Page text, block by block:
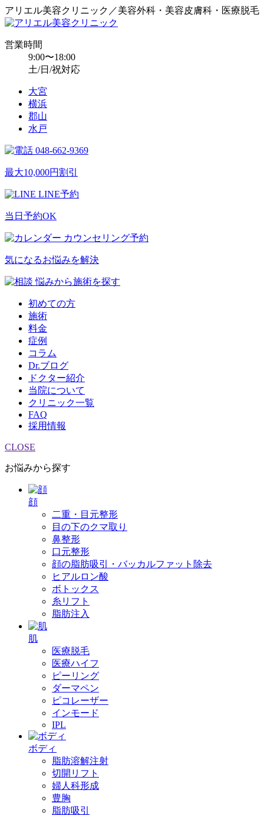
アリエル美容クリニック／美容外科・美容皮膚科・医療脱毛
営業時間
9:00〜18:00
土/日/祝対応
大宮
横浜
郡山
水戸
048-662-9369
最大10,000円割引
LINE予約
当日予約OK
カウンセリング予約
気になるお悩みを解決
悩みから施術を探す
初めての方
施術
料金
症例
コラム
Dr.ブログ
ドクター紹介
当院について
クリニック一覧
FAQ
採用情報
CLOSE
お悩みから探す
顔
二重・目元整形
目の下のクマ取り
鼻整形
口元整形
顔の脂肪吸引・バッカルファット除去
ヒアルロン酸
ボトックス
糸リフト
脂肪注入
肌
医療脱毛
医療ハイフ
ピーリング
ダーマペン
ピコレーザー
インモード
IPL
ボディ
脂肪溶解注射
切開リフト
婦人科形成
豊胸
脂肪吸引